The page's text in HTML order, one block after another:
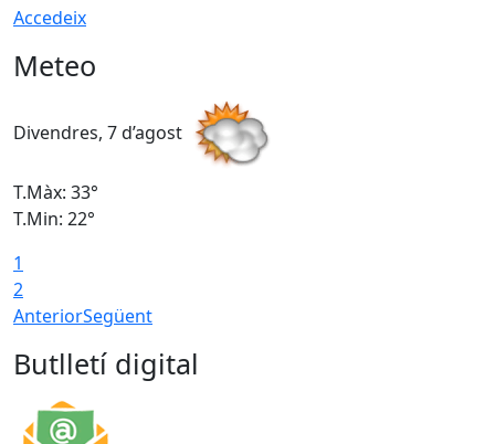
Accedeix
Meteo
Divendres, 7 d’agost
T.Màx: 33°
T.Min: 22°
1
2
AnteriorSegüent
Butlletí digital